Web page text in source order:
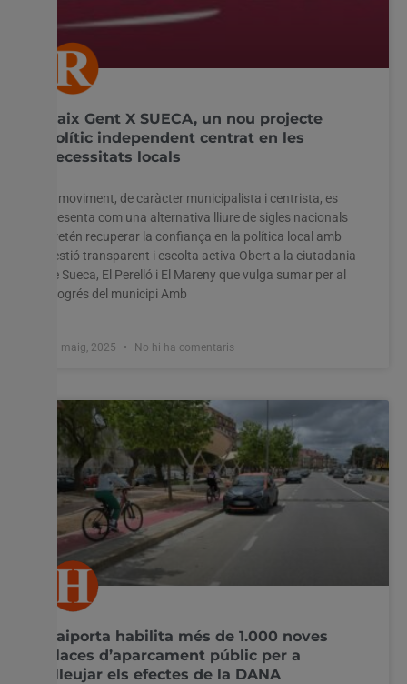
Naix Gent X SUECA, un nou projecte
polític independent centrat en les
necessitats locals
El moviment, de caràcter municipalista i centrista, es
presenta com una alternativa lliure de sigles nacionals
Pretén recuperar la confiança en la política local amb
gestió transparent i escolta activa Obert a la ciutadania
de Sueca, El Perelló i El Mareny que vulga sumar per al
progrés del municipi Amb
13 maig, 2025 No hi ha comentaris
Paiporta habilita més de 1.000 noves
places d’aparcament públic per a
alleujar els efectes de la DANA